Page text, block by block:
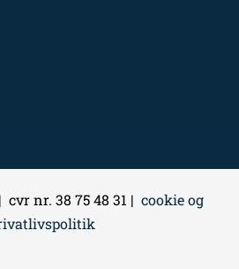
nr. 38 75 48 31 | cookie og